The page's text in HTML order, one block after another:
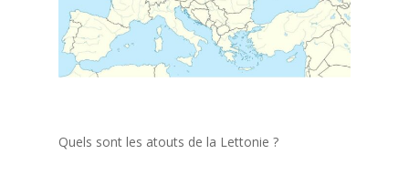
Quels sont les atouts de la Lettonie ?